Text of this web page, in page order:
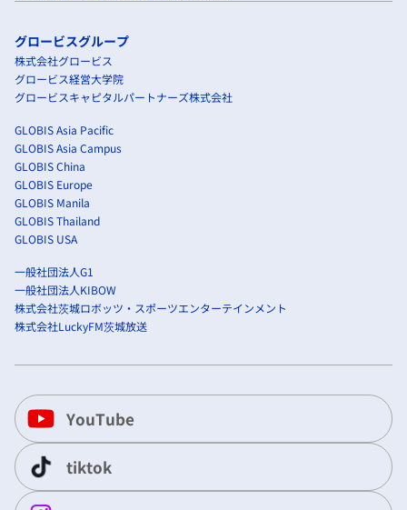
グロービスグループ
株式会社グロービス
グロービス経営大学院
グロービスキャピタルパートナーズ株式会社
GLOBIS Asia Pacific
GLOBIS Asia Campus
GLOBIS China
GLOBIS Europe
GLOBIS Manila
GLOBIS Thailand
GLOBIS USA
一般社団法人G1
一般社団法人KIBOW
株式会社茨城ロボッツ・スポーツエンターテインメント
株式会社LuckyFM茨城放送
YouTube
tiktok